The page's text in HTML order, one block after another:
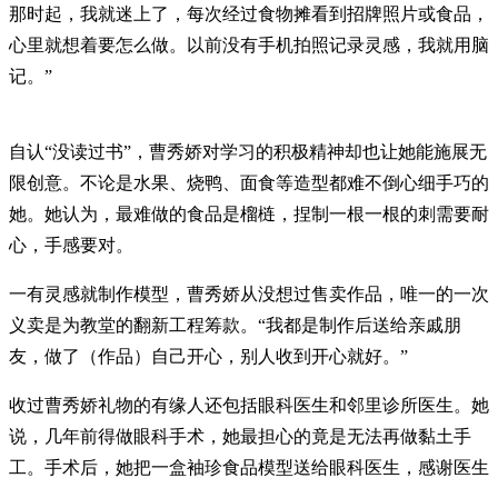
那时起，我就迷上了，每次经过食物摊看到招牌照片或食品，
心里就想着要怎么做。以前没有手机拍照记录灵感，我就用脑
记。”
自认“没读过书”，曹秀娇对学习的积极精神却也让她能施展无
限创意。不论是水果、烧鸭、面食等造型都难不倒心细手巧的
她。她认为，最难做的食品是榴梿，捏制一根一根的刺需要耐
心，手感要对。
一有灵感就制作模型，曹秀娇从没想过售卖作品，唯一的一次
义卖是为教堂的翻新工程筹款。“我都是制作后送给亲戚朋
友，做了（作品）自己开心，别人收到开心就好。”
收过曹秀娇礼物的有缘人还包括眼科医生和邻里诊所医生。她
说，几年前得做眼科手术，她最担心的竟是无法再做黏土手
工。手术后，她把一盒袖珍食品模型送给眼科医生，感谢医生